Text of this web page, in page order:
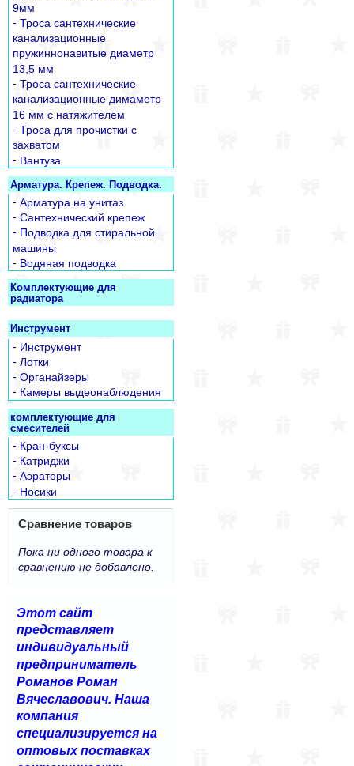
9мм
- Троса сантехнические
канализационные
пружиннонавитые диаметр
13,5 мм
- Троса сантехнические
канализационные димаметр
16 мм с натяжителем
- Троса для прочистки с
захватом
- Вантуза
Арматура. Крепеж. Подводка.
- Арматура на унитаз
- Сантехнический крепеж
- Подводка для стиральной
машины
- Водяная подводка
Комплектующие для
радиатора
Инструмент
- Инструмент
- Лотки
- Органайзеры
- Камеры выдеонаблюдения
комплектующие для
смесителей
- Кран-буксы
- Катриджи
- Аэраторы
- Носики
Сравнение товаров
Пока ни одного товара к
сравнению не добавлено.
Этот сайт
представляет
индивидуальный
предприниматель
Романов Роман
Вячеславович. Наша
компания
специализируется на
оптовых поставках